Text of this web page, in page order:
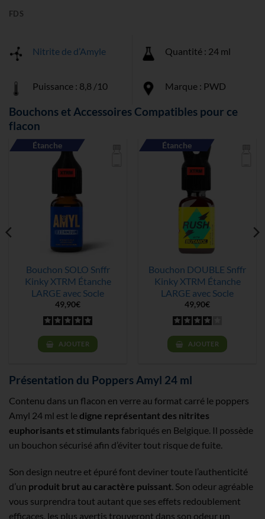
FDS
Nitrite de d’Amyle Quantité : 24 ml
Puissance : 8,8 /10 Marque : PWD
Bouchons et Accessoires Compatibles pour ce
flacon
Étanche
Bouchon SOLO Snffr
Kinky XTRM Étanche
LARGE avec Socle
49,90€
AJOUTER
Étanche
Bouchon DOUBLE Snffr
Kinky XTRM Étanche
LARGE avec Socle
49,90€
AJOUTER
Présentation du Poppers Amyl 24 ml
Contenu dans un flacon en verre au format carré le poppers
Amyl 24 ml est le digne représentant des nitrites
euphorisants et stimulants fabriqués en Belgique. Il possède
un bouchon sécurisé afin d’éviter tout risque de fuite.
Son design neutre et épuré font deviner toute l’authenticité
d’un produit brut au caractère puissant. Son odeur agréable
vous surprendra tout autant que ses effets redoublement
efficaces, les plus avertis trouveront dans son odeur un